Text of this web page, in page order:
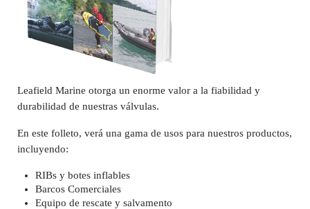
Leafield Marine otorga un enorme valor a la fiabilidad y
durabilidad de nuestras válvulas.
En este folleto, verá una gama de usos para nuestros productos,
incluyendo:
RIBs y botes inflables
Barcos Comerciales
Equipo de rescate y salvamento